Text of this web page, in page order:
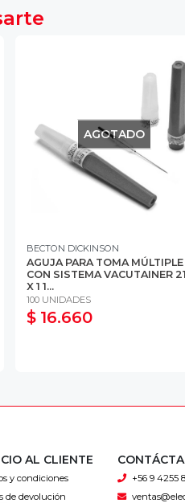
AGOTADO
BECTON DICKINSON
AGUJA PARA TOMA MÚLTIPLE
CON SISTEMA VACUTAINER
X 1 1...
100 UNIDADES
$ 16.660
AL CLIENTE
y condiciones
de devolución
+56 9 4255